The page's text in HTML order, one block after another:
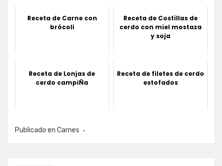
Receta de Carne con
brócoli
Receta de Costillas de
cerdo con miel mostaza
y soja
Receta de Lonjas de
cerdo campiÑa
Receta de filetes de cerdo
estofados
Publicado en Carnes